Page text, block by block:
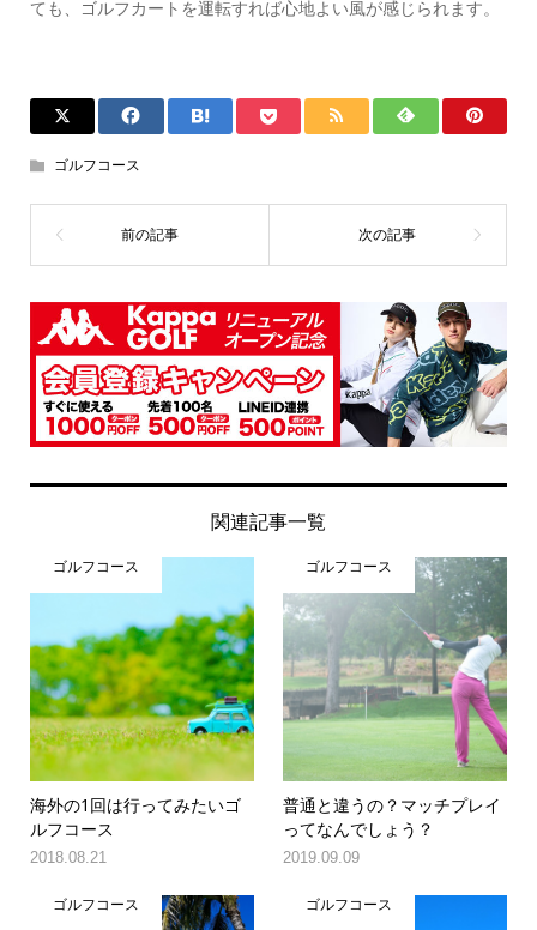
ても、ゴルフカートを運転すれば心地よい風が感じられます。
ゴルフコース
関連記事一覧
ゴルフコース
海外の1回は行ってみたいゴ
ルフコース
2018.08.21
ゴルフコース
普通と違うの？マッチプレイ
ってなんでしょう？
2019.09.09
ゴルフコース ゴルフコース